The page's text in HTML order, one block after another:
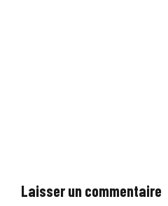
Laisser un commentaire